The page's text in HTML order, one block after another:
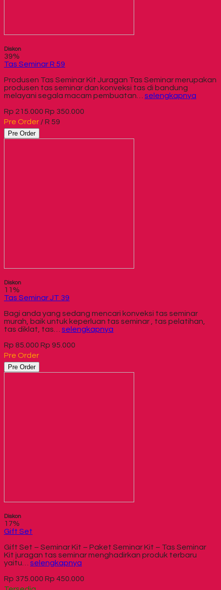
Diskon
39%
Tas Seminar R 59
Produsen Tas Seminar Kit Juragan Tas Seminar merupakan
produsen tas seminar dan konveksi tas di bandung
melayani segala macam pembuatan… selengkapnya
Rp 215.000 Rp 350.000
Pre Order / R 59
Pre Order
Diskon
11%
Tas Seminar JT 39
Bagi anda yang sedang mencari konveksi tas seminar
murah, baik untuk keperluan tas seminar , tas pelatihan,
tas diklat, tas… selengkapnya
Rp 85.000 Rp 95.000
Pre Order
Pre Order
Diskon
17%
Gift Set
Gift Set – Seminar Kit – Paket Seminar Kit – Tas Seminar
Kit juragan tas seminar menghadirkan produk terbaru
yaitu… selengkapnya
Rp 375.000 Rp 450.000